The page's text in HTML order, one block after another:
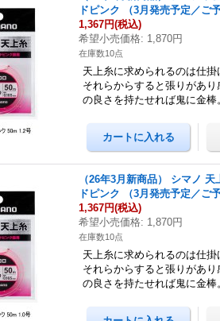
ドピンク （3月発売予定／ご
1,367円(税込)
希望小売価格: 1,870円
在庫数10点
天上糸に求められるのは仕
それらからすると張りがあ
の良さを持たせれば鬼に金
（26年3月新商品） シマノ
ドピンク （3月発売予定／ご
1,367円(税込)
希望小売価格: 1,870円
在庫数10点
天上糸に求められるのは仕
それらからすると張りがあ
の良さを持たせれば鬼に金